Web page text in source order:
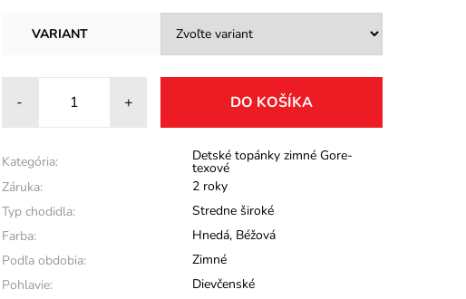
VARIANT
- +
Kategória: Detské topánky zimné Gore-
texové
Záruka:
2 roky
Typ chodidla:
Stredne široké
Farba:
Hnedá, Béžová
Podľa obdobia:
Zimné
Pohlavie:
Dievčenské